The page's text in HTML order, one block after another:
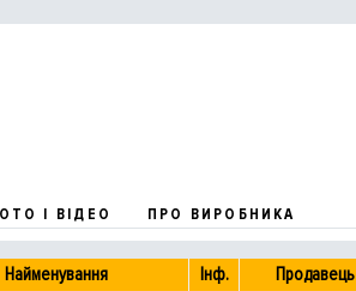
І ВІДЕО ПРО ВИРОБНИКА
Найменування Інф. Продавець